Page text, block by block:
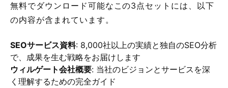
無料でダウンロード可能なこの3点セットには、以下
の内容が含まれています。
SEOサービス資料: 8,000社以上の実績と独自のSEO分析
で、成果を生む戦略をお届けします
ウィルゲート会社概要: 当社のビジョンとサービスを深
く理解するための完全ガイド